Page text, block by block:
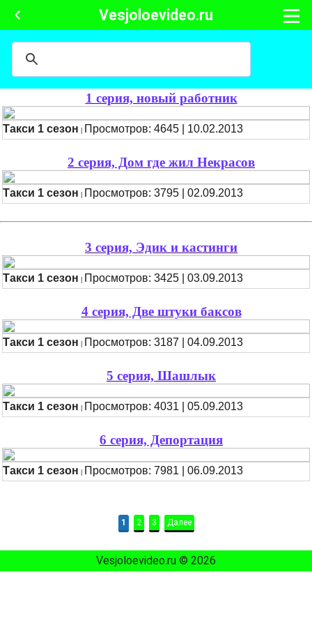
Vesjoloevideo.ru
1 серия, новый работник
Такси 1 сезон Просмотров: 4645 | 10.02.2013
2 серия, Дом где жил Некрасов
Такси 1 сезон Просмотров: 3795 | 02.09.2013
3 серия, Эдик и кастинги
Такси 1 сезон Просмотров: 3425 | 03.09.2013
4 серия, Две штуки баксов
Такси 1 сезон Просмотров: 3187 | 04.09.2013
5 серия, Шашлык
Такси 1 сезон Просмотров: 4031 | 05.09.2013
6 серия, Депортация
Такси 1 сезон Просмотров: 7981 | 06.09.2013
1 2 3 Далее
Vesjoloevideo.ru © 2026